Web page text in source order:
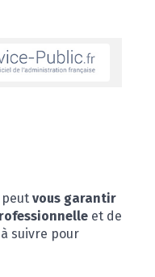
peut vous garantir
et de
à suivre pour